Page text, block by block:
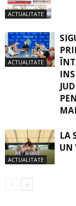
ACTUALITATE
ACTUALITATE
ACTUALITATE
LA
UN